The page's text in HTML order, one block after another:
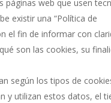
páginas web que usen
existir una “Política de
el fin de informar con
son las cookies, su
según los tipos de
y utilizan estos datos, el